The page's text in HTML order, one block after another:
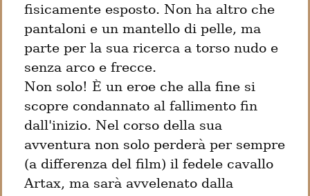
fisicamente esposto. Non ha altro che
pantaloni e un mantello di pelle, ma
parte per la sua ricerca a torso nudo e
senza arco e frecce.
Non solo! È un eroe che alla fine si
scopre condannato al fallimento fin
dall'inizio. Nel corso della sua
avventura non solo perderà per sempre
(a differenza del film) il fedele cavallo
Artax, ma sarà avvelenato dalla